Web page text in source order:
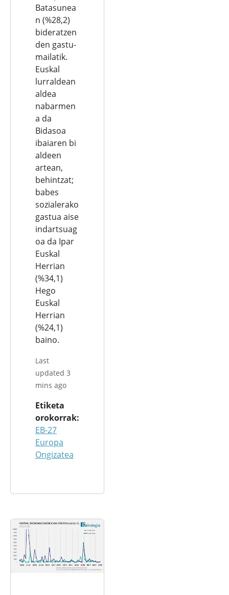
Batasunea
n (%28,2)
bideratzen
den gastu-
mailatik.
Euskal
lurraldean
aldea
nabarmen
a da
Bidasoa
ibaiaren bi
aldeen
artean,
behintzat;
babes
sozialerako
gastua aise
indartsuag
oa da Ipar
Euskal
Herrian
(%34,1)
Hego
Euskal
Herrian
(%24,1)
baino.
Last
updated 3
mins ago
Etiketa
orokorrak
EB-27
Europa
Ongizatea